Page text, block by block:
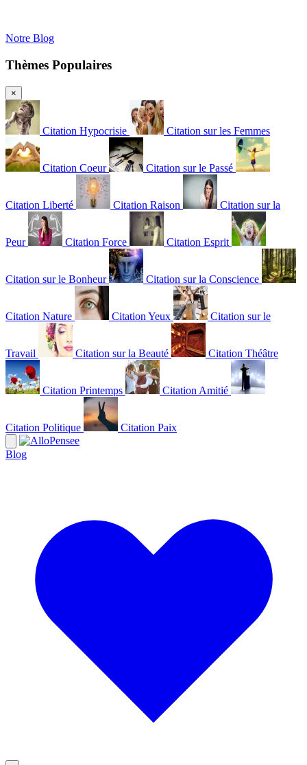
Notre Blog
Thèmes Populaires
×
Citation Hypocrisie Citation sur les Femmes
Citation Coeur Citation sur le Passé
Citation Liberté Citation Raison Citation sur la
Peur Citation Force Citation Esprit
Citation sur le Bonheur Citation sur la Conscience
Citation Nature Citation Yeux Citation sur le
Travail Citation sur la Beauté Citation Théâtre
Citation Printemps Citation Amitié
Citation Politique Citation Paix
Blog